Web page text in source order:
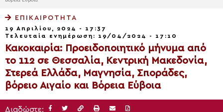
ΕΠΙΚΑΙΡΌΤΗΤΑ
19 Απριλίου, 2024 - 17:37
Τελευταία ενημέρωση: 19/04/2024 - 17:10
Κακοκαιρία: Προειδοποιητικό μήνυμα από
το 112 σε Θεσσαλία, Κεντρική Μακεδονία,
Στερεά Ελλάδα, Μαγνησία, Σποράδες,
βόρειο Αιγαίο και Βόρεια Εύβοια
Διαδώστε: